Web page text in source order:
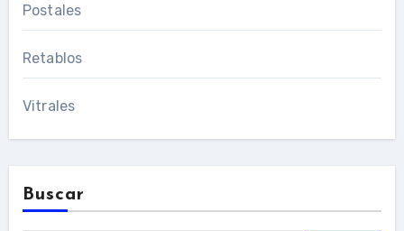
Postales
Retablos
Vitrales
Buscar